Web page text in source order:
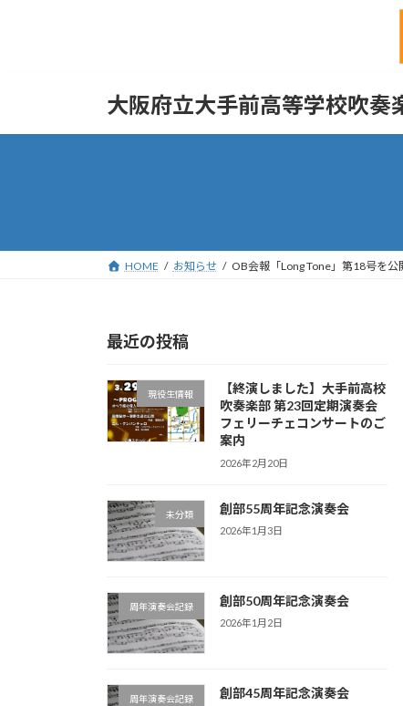
大阪府立大手前高等学校吹奏
HOME お知らせ OB会報「Long Tone」第18号を公
最近の投稿
現役生情報
【終演しました】大手前高校
吹奏楽部 第23回定期演奏会
フェリーチェコンサートのご
案内
2026年2月20日
未分類 創部55周年記念演奏会
2026年1月3日
周年演奏会記録 創部50周年記念演奏会
2026年1月2日
周年演奏会記録 創部45周年記念演奏会